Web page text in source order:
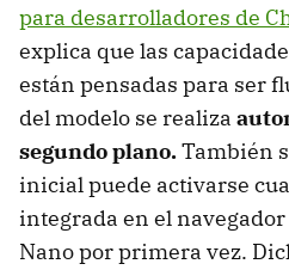
para desarrolladores de
explica que las
están pensadas para ser
del modelo se realiza
segundo plano.También
inicial puede activarse
integrada en el
Nano por primera vez.